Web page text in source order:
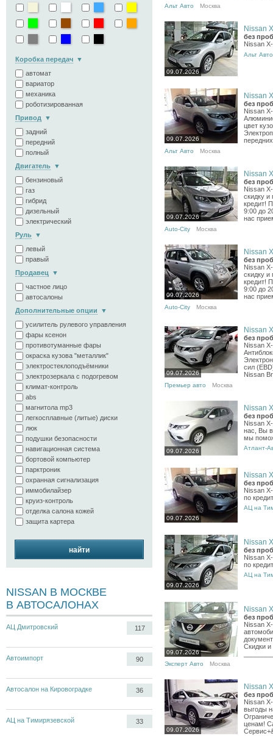
Коробка передач
автомат
вариатор
механика
роботизированная
Привод
задний
передний
полный
Двигатель
бензиновый
газ
гибрид
дизельный
электрический
Руль
левый
правый
Продавец
частное лицо
автосалоны
Дополнительные опции
усилитель рулевого управления
фары ксенон
противотуманные фары
окраска кузова "металлик"
электростеклоподъёмники
электрозеркала с подогревом
климат-контроль
abs
магнитола mp3
легкосплавные (литые) диски
люк
подушки безопасности
навигационная система
бортовой компьютер
парктроник
охранная сигнализация
иммобилайзер
круиз-контроль
отделка салона кожей
защита картера
найти
NISSAN В МОСКВЕ
В АВТОСАЛОНАХ
АЦ Дмитровский 117
Автоимпорт 90
Автосалон на Кировоградке 36
АЦ на Тимирязевской 33
Альт Авто Москва
09.07.2026
Nissan
без
Nissan
Альт Авто
09.07.2026
Nissan
без
Nissan
цвет
Альт Авто Москва
09.07.2026
Nissan
без
Nissan
скидку и
кредит!
9:00 до
нас
Auto-City Москва
09.07.2026
Nissan
без
Nissan
скидку и
кредит!
9:00 до
нас
Auto-City Москва
09.07.2026
Nissan
без
Nissan
сил
Nissan
Премьер авто Москва
09.07.2026
Nissan
без
Nissan
нас, Вы
мы
Атлант-
09.07.2026
Nissan
без
Nissan
по
АЦ на
09.07.2026
Nissan
без
Nissan
по
АЦ на
09.07.2026
Nissan
без
Nissan
Скидки
Эксперт Авто Москва
09.07.2026
Nissan
без
Nissan
выгоды
ценам!